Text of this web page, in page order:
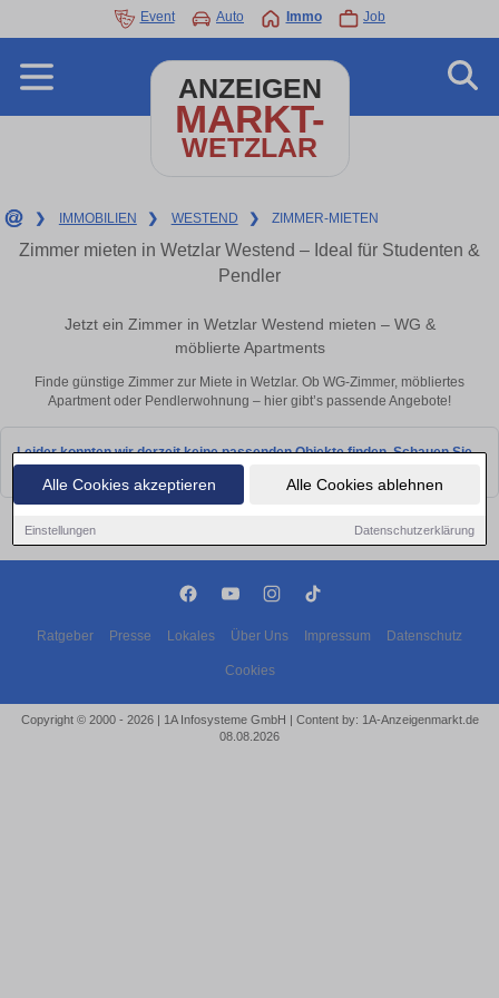
Alle Cookies akzeptieren Alle Cookies ablehnen
Einstellungen Datenschutzerklärung
Event Auto Immo Job
ANZEIGEN
MARKT-
WETZLAR
❯ IMMOBILIEN ❯ WESTEND ❯ ZIMMER-MIETEN
Zimmer mieten in Wetzlar Westend – Ideal für Studenten &
Pendler
Jetzt ein Zimmer in Wetzlar Westend mieten – WG &
möblierte Apartments
Finde günstige Zimmer zur Miete in Wetzlar. Ob WG-Zimmer, möbliertes
Apartment oder Pendlerwohnung – hier gibt’s passende Angebote!
Leider konnten wir derzeit keine passenden Objekte finden. Schauen Sie
Ratgeber Presse Lokales Über Uns Impressum Datenschutz
Cookies
Copyright © 2000 - 2026 | 1A Infosysteme GmbH | Content by: 1A-Anzeigenmarkt.de
08.08.2026